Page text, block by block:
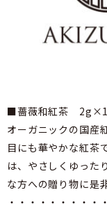
■薔薇和紅茶
オーガニックの国産
目にも華やかな紅茶
は、やさしくゆった
な方への贈り物に是